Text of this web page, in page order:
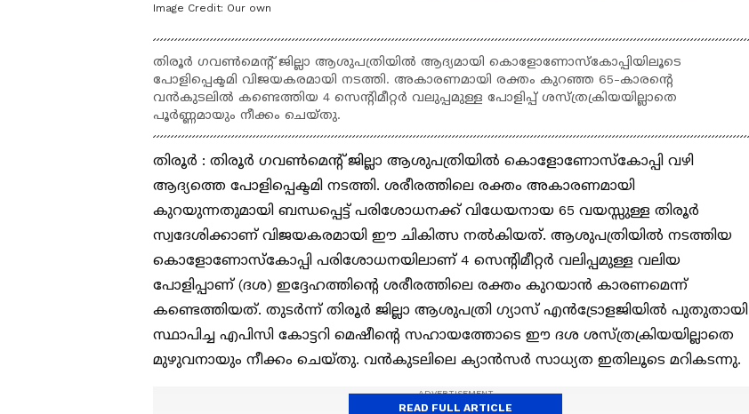
Image Credit: Our own
തിരൂർ ഗവൺമെൻ്റ് ജില്ലാ ആശുപത്രിയിൽ ആദ്യമായി കൊളോണോസ്കോപ്പിയിലൂടെ
പോളിപ്പെക്ടമി വിജയകരമായി നടത്തി. അകാരണമായി രക്തം കുറഞ്ഞ 65-കാരന്റെ
വൻകുടലിൽ കണ്ടെത്തിയ 4 സെൻ്റിമീറ്റർ വലുപ്പമുള്ള പോളിപ്പ് ശസ്ത്രക്രിയയില്ലാതെ
പൂർണ്ണമായും നീക്കം ചെയ്തു.
തിരൂർ : തിരൂർ ഗവൺമെന്റ് ജില്ലാ ആശുപത്രിയിൽ കൊളോണോസ്കോപ്പി വഴി
ആദ്യത്തെ പോളിപ്പെക്ടമി നടത്തി. ശരീരത്തിലെ രക്തം അകാരണമായി
കുറയുന്നതുമായി ബന്ധപ്പെട്ട് പരിശോധനക്ക് വിധേയനായ 65 വയസ്സുള്ള തിരൂർ
സ്വദേശിക്കാണ് വിജയകരമായി ഈ ചികിത്സ നൽകിയത്. ആശുപത്രിയിൽ നടത്തിയ
കൊളോണോസ്കോപ്പി പരിശോധനയിലാണ് 4 സെൻ്റിമീറ്റർ വലിപ്പമുള്ള വലിയ
പോളിപ്പാണ് (ദശ) ഇദ്ദേഹത്തിൻ്റെ ശരീരത്തിലെ രക്തം കുറയാൻ കാരണമെന്ന്
കണ്ടെത്തിയത്. തുടർന്ന് തിരൂർ ജില്ലാ ആശുപത്രി ഗ്യാസ് എൻട്രോളജിയിൽ പുതുതായി
സ്ഥാപിച്ച എപിസി കോട്ടറി മെഷീന്റെ സഹായത്തോടെ ഈ ദശ ശസ്ത്രക്രിയയില്ലാതെ
മുഴുവനായും നീക്കം ചെയ്തു. വൻകുടലിലെ ക്യാൻസർ സാധ്യത ഇതിലൂടെ മറികടന്നു.
READ FULL ARTICLE